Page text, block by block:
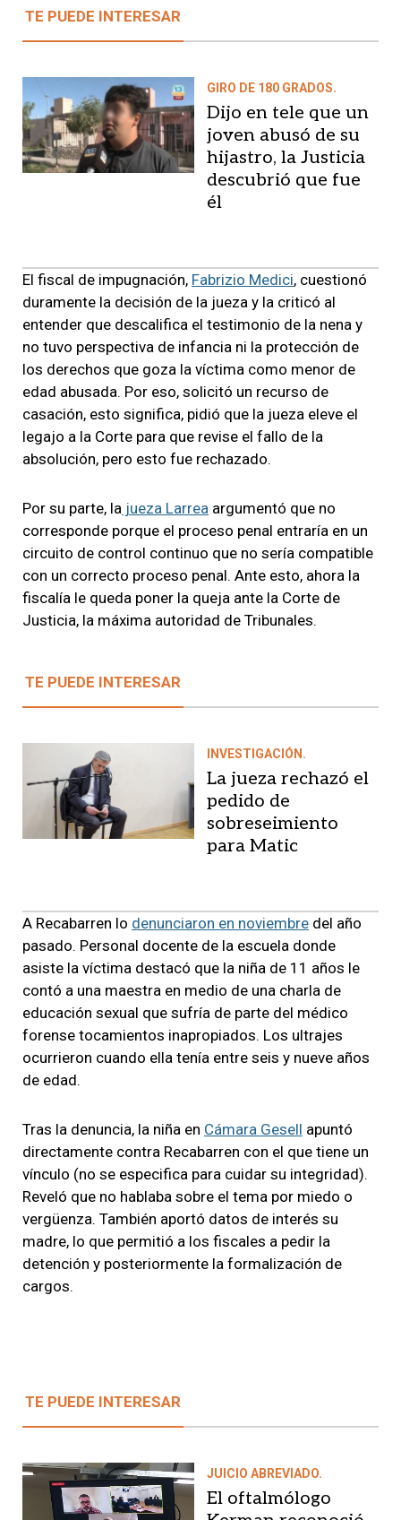
TE PUEDE INTERESAR
GIRO DE 180 GRADOS.
Dijo en tele que un
joven abusó de su
hijastro, la Justicia
descubrió que fue
él
El fiscal de impugnación, Fabrizio Medici, cuestionó
duramente la decisión de la jueza y la criticó al
entender que descalifica el testimonio de la nena y
no tuvo perspectiva de infancia ni la protección de
los derechos que goza la víctima como menor de
edad abusada. Por eso, solicitó un recurso de
casación, esto significa, pidió que la jueza eleve el
legajo a la Corte para que revise el fallo de la
absolución, pero esto fue rechazado.
Por su parte, la jueza Larrea argumentó que no
corresponde porque el proceso penal entraría en un
circuito de control continuo que no sería compatible
con un correcto proceso penal. Ante esto, ahora la
fiscalía le queda poner la queja ante la Corte de
Justicia, la máxima autoridad de Tribunales.
TE PUEDE INTERESAR
INVESTIGACIÓN.
La jueza rechazó el
pedido de
sobreseimiento
para Matic
A Recabarren lo denunciaron en noviembre del año
pasado. Personal docente de la escuela donde
asiste la víctima destacó que la niña de 11 años le
contó a una maestra en medio de una charla de
educación sexual que sufría de parte del médico
forense tocamientos inapropiados. Los ultrajes
ocurrieron cuando ella tenía entre seis y nueve años
de edad.
Tras la denuncia, la niña en Cámara Gesell apuntó
directamente contra Recabarren con el que tiene un
vínculo (no se especifica para cuidar su integridad).
Reveló que no hablaba sobre el tema por miedo o
vergüenza. También aportó datos de interés su
madre, lo que permitió a los fiscales a pedir la
detención y posteriormente la formalización de
cargos.
TE PUEDE INTERESAR
JUICIO ABREVIADO.
El oftalmólogo